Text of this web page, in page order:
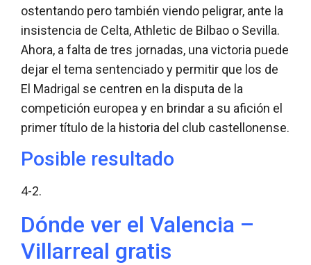
ostentando pero también viendo peligrar, ante la
insistencia de Celta, Athletic de Bilbao o Sevilla.
Ahora, a falta de tres jornadas, una victoria puede
dejar el tema sentenciado y permitir que los de
El Madrigal se centren en la disputa de la
competición europea y en brindar a su afición el
primer título de la historia del club castellonense.
Posible resultado
4-2.
Dónde ver el Valencia –
Villarreal gratis